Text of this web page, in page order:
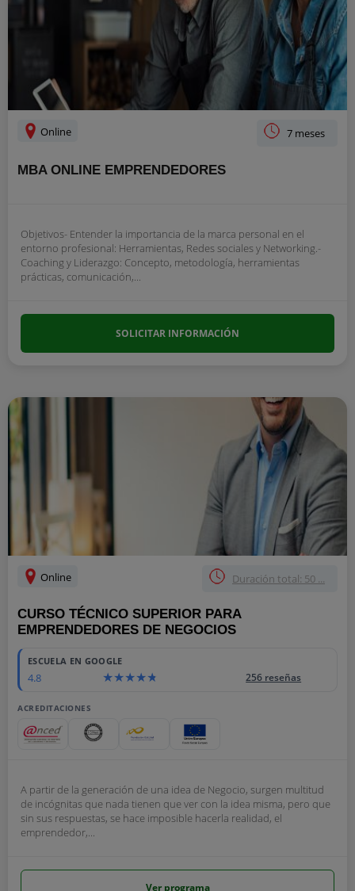
Online 7 meses
MBA ONLINE EMPRENDEDORES
Objetivos- Entender la importancia de la marca personal en el
entorno profesional: Herramientas, Redes sociales y Networking.-
Coaching y Liderazgo: Concepto, metodología, herramientas
prácticas, comunicación,...
SOLICITAR INFORMACIÓN
Online Duración total: 50 ...
CURSO TÉCNICO SUPERIOR PARA
EMPRENDEDORES DE NEGOCIOS
ESCUELA EN GOOGLE
4.8 256 reseñas
ACREDITACIONES
A partir de la generación de una idea de Negocio, surgen multitud
de incógnitas que nada tienen que ver con la idea misma, pero que
sin sus respuestas, se hace imposible hacerla realidad, el
emprendedor,...
Ver programa